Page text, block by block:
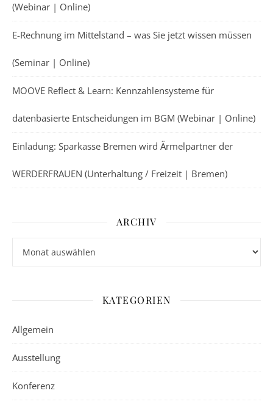
(Webinar | Online)
E-Rechnung im Mittelstand – was Sie jetzt wissen müssen
(Seminar | Online)
MOOVE Reflect & Learn: Kennzahlensysteme für
datenbasierte Entscheidungen im BGM (Webinar | Online)
Einladung: Sparkasse Bremen wird Ärmelpartner der
WERDERFRAUEN (Unterhaltung / Freizeit | Bremen)
ARCHIV
KATEGORIEN
Allgemein
Ausstellung
Konferenz